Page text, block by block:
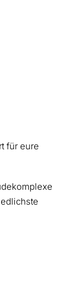
für eure